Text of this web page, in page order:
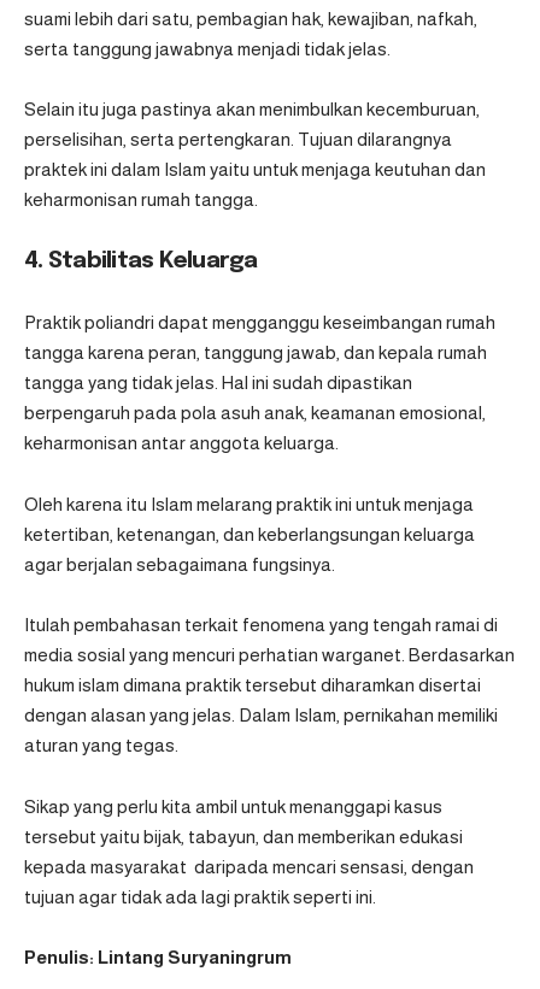
suami lebih dari satu, pembagian hak, kewajiban, nafkah,
serta tanggung jawabnya menjadi tidak jelas.
Selain itu juga pastinya akan menimbulkan kecemburuan,
perselisihan, serta pertengkaran. Tujuan dilarangnya
praktek ini dalam Islam yaitu untuk menjaga keutuhan dan
keharmonisan rumah tangga.
4. Stabilitas Keluarga
Praktik poliandri dapat mengganggu keseimbangan rumah
tangga karena peran, tanggung jawab, dan kepala rumah
tangga yang tidak jelas. Hal ini sudah dipastikan
berpengaruh pada pola asuh anak, keamanan emosional,
keharmonisan antar anggota keluarga.
Oleh karena itu Islam melarang praktik ini untuk menjaga
ketertiban, ketenangan, dan keberlangsungan keluarga
agar berjalan sebagaimana fungsinya.
Itulah pembahasan terkait fenomena yang tengah ramai di
media sosial yang mencuri perhatian warganet. Berdasarkan
hukum islam dimana praktik tersebut diharamkan disertai
dengan alasan yang jelas. Dalam Islam, pernikahan memiliki
aturan yang tegas.
Sikap yang perlu kita ambil untuk menanggapi kasus
tersebut yaitu bijak, tabayun, dan memberikan edukasi
kepada masyarakat daripada mencari sensasi, dengan
tujuan agar tidak ada lagi praktik seperti ini.
Penulis: Lintang Suryaningrum